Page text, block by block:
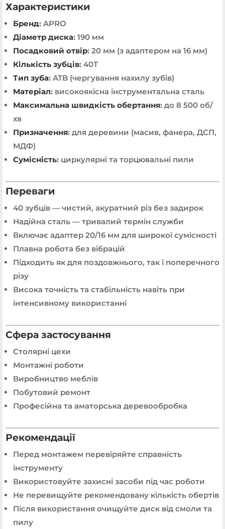
Характеристики
Бренд: APRO
Діаметр диска: 190 мм
Посадковий отвір: 20 мм (з адаптером на 16 мм)
Кількість зубців: 40T
Тип зуба: ATB (чергування нахилу зубів)
Матеріал: високоякісна інструментальна сталь
Максимальна швидкість обертання: до 8 500 об/
хв
Призначення: для деревини (масив, фанера, ДСП,
МДФ)
Сумісність: циркулярні та торцювальні пили
Переваги
40 зубців — чистий, акуратний різ без задирок
Надійна сталь — тривалий термін служби
Включає адаптер 20/16 мм для широкої сумісності
Плавна робота без вібрацій
Підходить як для поздовжнього, так і поперечного
різу
Висока точність та стабільність навіть при
інтенсивному використанні
Сфера застосування
Столярні цехи
Монтажні роботи
Виробництво меблів
Побутовий ремонт
Професійна та аматорська деревообробка
Рекомендації
Перед монтажем перевіряйте справність
інструменту
Використовуйте захисні засоби під час роботи
Не перевищуйте рекомендовану кількість обертів
Після використання очищуйте диск від смоли та
пилу